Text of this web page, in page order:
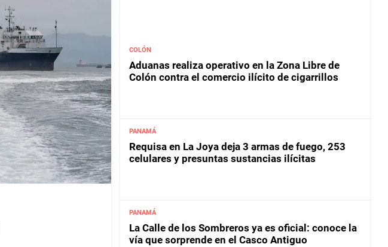
COLÓN
Aduanas realiza operativo en la Zona Libre de
Colón contra el comercio ilícito de cigarrillos
PANAMÁ
Requisa en La Joya deja 3 armas de fuego, 253
celulares y presuntas sustancias ilícitas
PANAMÁ
La Calle de los Sombreros ya es oficial: conoce la
vía que sorprende en el Casco Antiguo